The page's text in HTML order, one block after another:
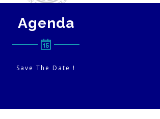
Agenda
Save The Date !